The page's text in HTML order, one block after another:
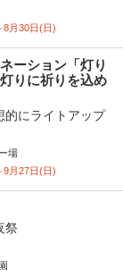
8月30日(日)
ーション「灯り
りに祈りを込め
的にライトアップ
場
9月27日(日)
祭